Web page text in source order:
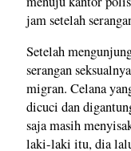
jam setelah
Setelah
serangan
migran. Celana
dicuci dan
saja masih
laki-laki itu, dia